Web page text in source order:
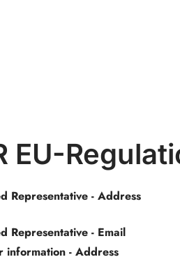
EU-
Representative - Address
Representative - Email
information - Address